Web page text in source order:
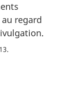
regard